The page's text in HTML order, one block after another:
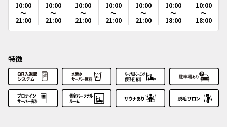
10:00
～
21:00
10:00
～
21:00
10:00
～
21:00
10:00
～
21:00
10:00
～
21:00
10:00
～
18:00
10:00
～
18:00
特徴